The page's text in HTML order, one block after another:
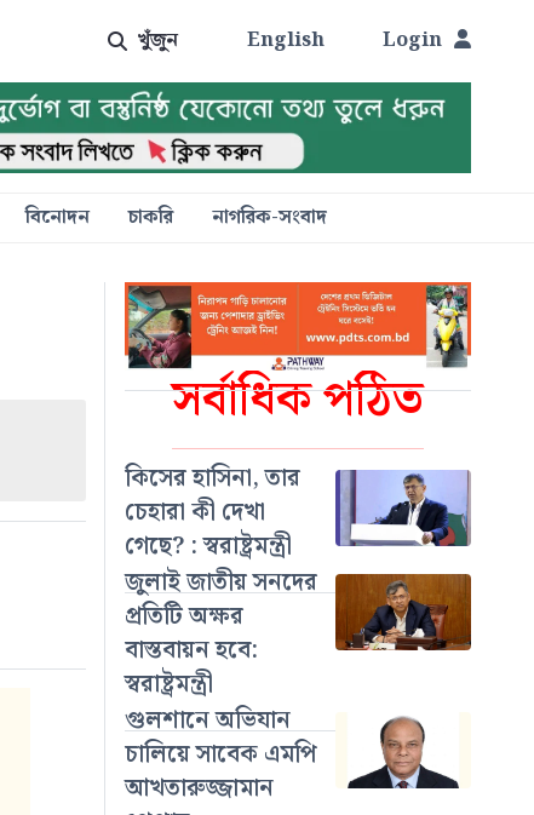
খুঁজুন English Login
বিনোদন চাকরি নাগরিক-সংবাদ
সর্বাধিক পঠিত
কিসের হাসিনা, তার
চেহারা কী দেখা
গেছে? : স্বরাষ্ট্রমন্ত্রী
জুলাই জাতীয় সনদের
প্রতিটি অক্ষর
বাস্তবায়ন হবে:
স্বরাষ্ট্রমন্ত্রী
গুলশানে অভিযান
চালিয়ে সাবেক এমপি
আখতারুজ্জামান